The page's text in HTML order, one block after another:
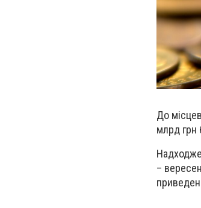
До
млрд грн
–